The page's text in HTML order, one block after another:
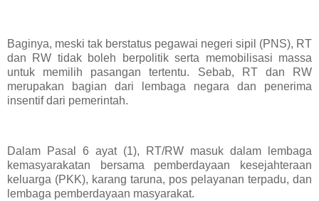
Baginya, meski tak berstatus pegawai negeri sipil (PNS), RT
dan RW tidak boleh berpolitik serta memobilisasi massa
untuk memilih pasangan tertentu. Sebab, RT dan RW
merupakan bagian dari lembaga negara dan penerima
insentif dari pemerintah.
Dalam Pasal 6 ayat (1), RT/RW masuk dalam lembaga
kemasyarakatan bersama pemberdayaan kesejahteraan
keluarga (PKK), karang taruna, pos pelayanan terpadu, dan
lembaga pemberdayaan masyarakat.